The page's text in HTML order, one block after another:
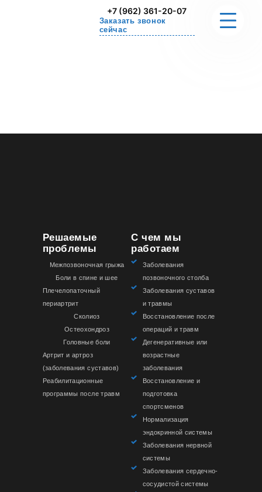
+7 (962) 361-20-07
Заказать звонок
сейчас
СТОИМОСТЬ
Решаемые
проблемы
Межпозвоночная грыжа
Боли в спине и шее
Плечелопаточный
периартрит
Сколиоз
Остеохондроз
Головные боли
Артрит и артроз
(заболевания суставов)
Реабилитационные
программы после травм
С чем мы
работаем
Заболевания
позвоночного столба
Заболевания суставов
и травмы
Восстановление после
операций и травм
Дегенеративные или
возрастные
заболевания
Восстановление и
подготовка
спортсменов
Нормализация
эндокринной системы
Заболевания нервной
системы
Заболевания сердечно-
сосудистой системы